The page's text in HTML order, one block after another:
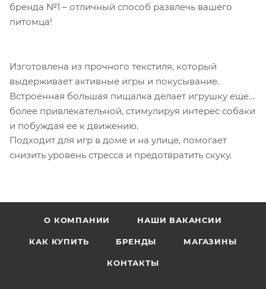
бренда №1 – отличный способ развлечь вашего
питомца!
Изготовлена из прочного текстиля, который
выдерживает активные игры и покусывание.
Встроенная большая пищалка делает игрушку еще
более привлекательной, стимулируя интерес собаки
и побуждая ее к движению.
Подходит для игр в доме и на улице, помогает
снизить уровень стресса и предотвратить скуку.
О КОМПАНИИ НАШИ ВАКАНСИИ
КАК КУПИТЬ БРЕНДЫ МАГАЗИНЫ
КОНТАКТЫ